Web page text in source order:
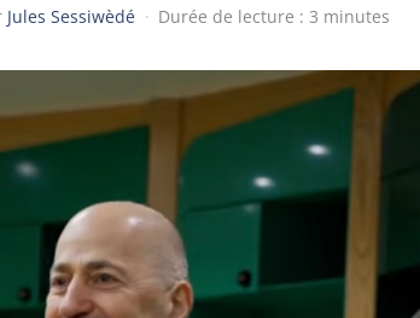
Jules Sessiwèdé · Durée de lecture : 3 minutes